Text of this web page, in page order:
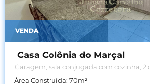
VENDA
Casa Colônia do Marçal
Garagem, sala conjugada com cozinha, 2
Área Construída: 70m²